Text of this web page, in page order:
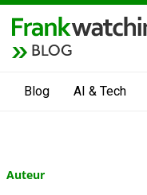
BLOG
Blog AI & Tech
Auteur